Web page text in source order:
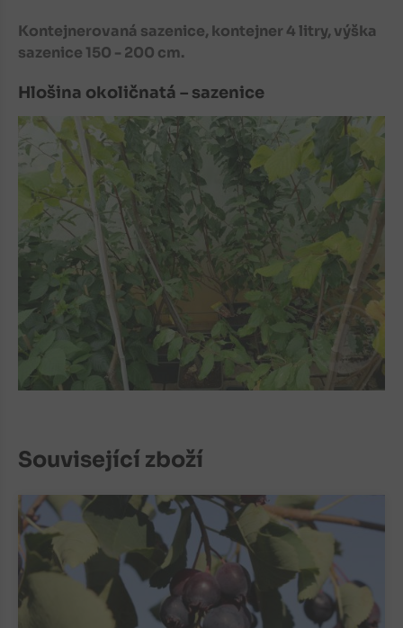
Kontejnerovaná sazenice, kontejner 4 litry, výška
sazenice 150 - 200 cm.
Hlošina okoličnatá – sazenice
Související zboží